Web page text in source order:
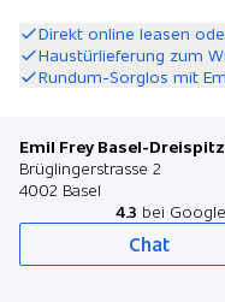
Direkt online leasen
Haustürlieferung zum
Rundum-Sorglos mit
Emil Frey Basel-Dreispitz
Brüglingerstrasse 2
4002 Basel
4.3 bei Google
Chat